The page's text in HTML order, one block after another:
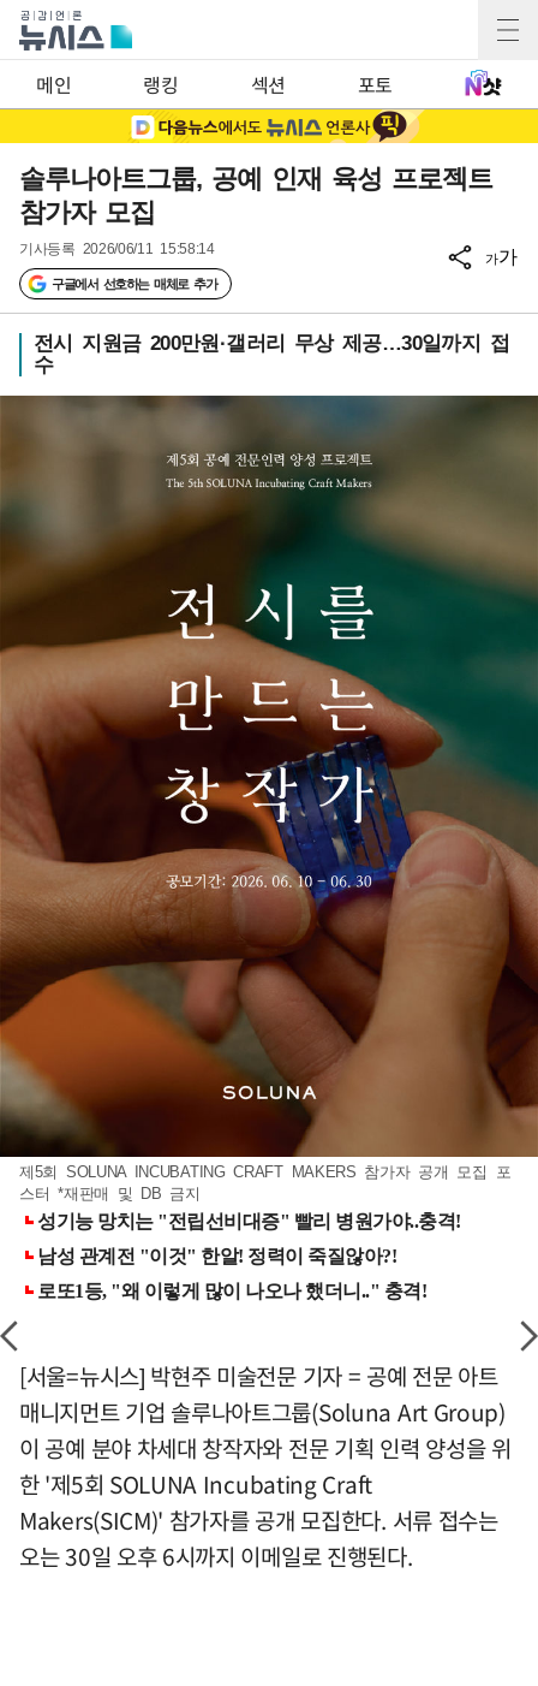
메인 랭킹 섹션 포토
솔루나아트그룹, 공예 인재 육성 프로젝트
참가자 모집
기사등록 2026/06/11 15:58:14
구글에서 선호하는 매체로 추가
가가
전시 지원금 200만원·갤러리 무상 제공…30일까지 접
수
제5회 SOLUNA INCUBATING CRAFT MAKERS 참가자 공개 모집 포
스터 *재판매 및 DB 금지
[서울=뉴시스] 박현주 미술전문 기자 = 공예 전문 아트
매니지먼트 기업 솔루나아트그룹(Soluna Art Group)
이 공예 분야 차세대 창작자와 전문 기획 인력 양성을 위
한 '제5회 SOLUNA Incubating Craft
Makers(SICM)' 참가자를 공개 모집한다. 서류 접수는
오는 30일 오후 6시까지 이메일로 진행된다.